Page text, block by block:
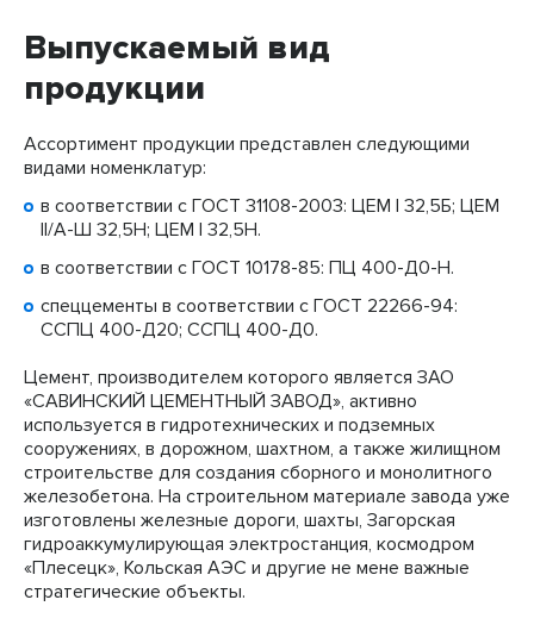
Выпускаемый вид
продукции
Ассортимент продукции представлен следующими
видами номенклатур:
в соответствии с ГОСТ 31108-2003: ЦЕМ I 32,5Б; ЦЕМ
II/А-Ш 32,5Н; ЦЕМ I 32,5Н.
в соответствии с ГОСТ 10178-85: ПЦ 400-Д0-Н.
спеццементы в соответствии с ГОСТ 22266-94:
ССПЦ 400-Д20; ССПЦ 400-Д0.
Цемент, производителем которого является ЗАО
«САВИНСКИЙ ЦЕМЕНТНЫЙ ЗАВОД», активно
используется в гидротехнических и подземных
сооружениях, в дорожном, шахтном, а также жилищном
строительстве для создания сборного и монолитного
железобетона. На строительном материале завода уже
изготовлены железные дороги, шахты, Загорская
гидроаккумулирующая электростанция, космодром
«Плесецк», Кольская АЭС и другие не мене важные
стратегические объекты.